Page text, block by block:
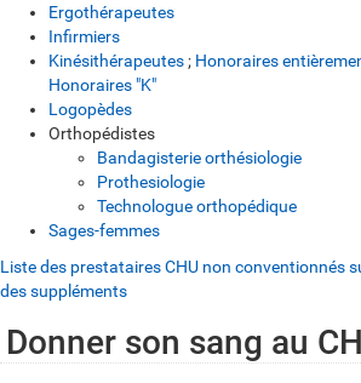
Ergothérapeutes
Infirmiers
Kinésithérapeutes; Honoraires
Honoraires "K"
Logopèdes
Orthopédistes
Bandagisterie orthésiologie
Prothesiologie
Technologue orthopédique
Sages-femmes
Liste des prestataires CHU non conventionnés
des suppléments
Donner son sang au